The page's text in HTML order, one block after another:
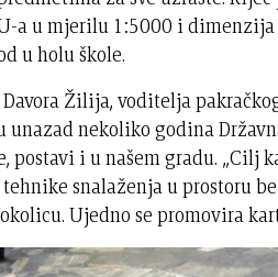
a u mjerilu 1:5000 i
u holu škole.
Žilija, voditelja
unazad nekoliko godina
postavi i u našem gradu. „Cilj
tehnike snalaženja u prostoru
Ujedno se promovira